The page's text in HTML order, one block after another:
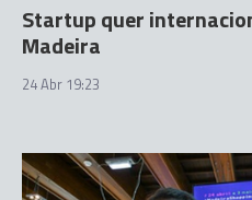
Startup quer
Madeira
24 Abr 19:23